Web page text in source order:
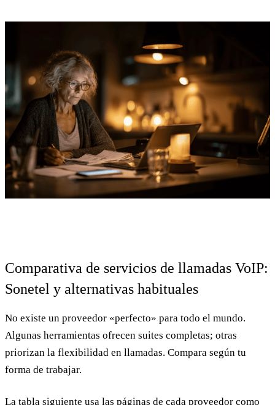
Comparativa de servicios de llamadas VoIP:
Sonetel y alternativas habituales
No existe un proveedor «perfecto» para todo el mundo.
Algunas herramientas ofrecen suites completas; otras
priorizan la flexibilidad en llamadas. Compara según tu
forma de trabajar.
La tabla siguiente usa las páginas de cada proveedor como